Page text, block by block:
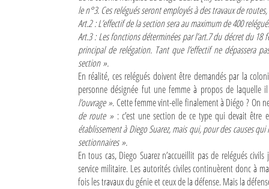
le n°3. Ces relégués seront employés à des travaux de
Art.2 : L’effectif de la section sera au maximum de 400
Art.3 : Les fonctions déterminées par l’art.7 du décret du
principal de relégation. Tant que l’effectif ne dépassera
section ».
En réalité, ces relégués doivent être demandés par la
personne désignée fut une femme à propos de laquelle
l’ouvrage ». Cette femme vint-elle finalement à Diégo ? On
de route » : c’est une section de ce type qui devait être
établissement à Diego Suarez, mais qui, pour des causes
sectionnaires ».
En tous cas, Diego Suarez n’accueillit pas de relégués
service militaire. Les autorités civiles continuèrent donc à
fois les travaux du génie et ceux de la défense. Mais la